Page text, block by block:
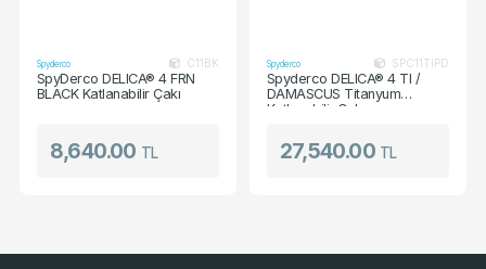
Spyderco C11BK
SpyDerco DELICA® 4 FRN
BLACK Katlanabilir Çakı
8,640.00 TL
Spyderco SPC11TIPD
Spyderco DELICA® 4 TI /
DAMASCUS Titanyum
Katlanabilir Çakı
27,540.00 TL